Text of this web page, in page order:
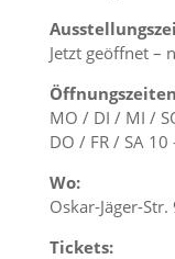
Jetzt geöffnet –
MO / DI / MI /
DO / FR / SA
Wo:
Oskar-Jäger-
Tickets: